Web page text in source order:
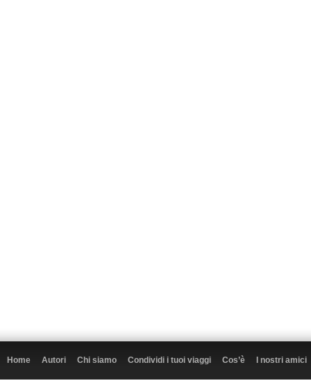
Home Autori Chi siamo Condividi i tuoi viaggi Cos’è I nostri amici